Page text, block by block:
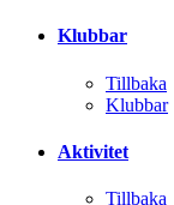
Klubbar
Tillbaka
Klubbar
Aktivitet
Tillbaka